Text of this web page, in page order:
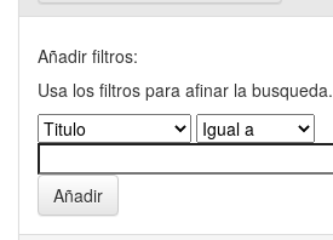
Añadir filtros:
Usa los filtros para afinar la busqueda.